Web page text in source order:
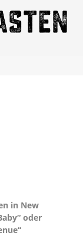
in New
oder